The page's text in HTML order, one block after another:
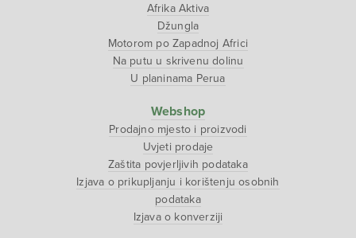
Afrika Aktiva
Džungla
Motorom po Zapadnoj Africi
Na putu u skrivenu dolinu
U planinama Perua
Webshop
Prodajno mjesto i proizvodi
Uvjeti prodaje
Zaštita povjerljivih podataka
Izjava o prikupljanju i korištenju osobnih
podataka
Izjava o konverziji